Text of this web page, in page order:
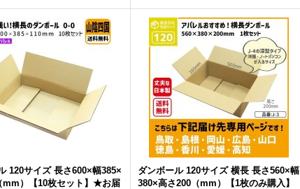
120サイズ 長さ600×幅385×
mm）【10枚セット】★お届
ダンボール 120サイズ 横長 長さ560×幅
380×高さ200（mm）【1枚のみ購入】